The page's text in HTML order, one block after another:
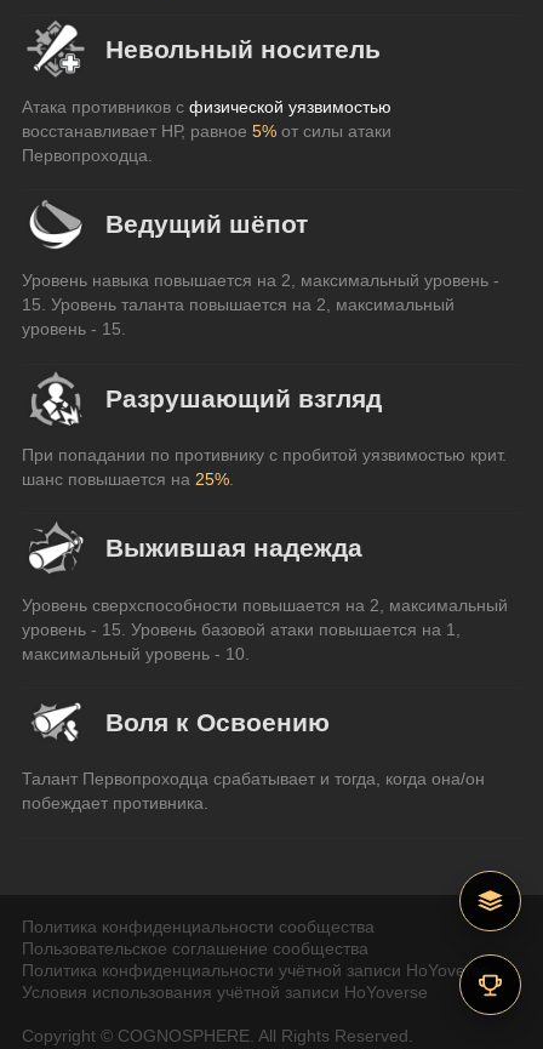
Невольный носитель
Атака противников с физической уязвимостью
восстанавливает НР, равное 5% от силы атаки
Первопроходца.
Ведущий шёпот
Уровень навыка повышается на 2, максимальный уровень -
15. Уровень таланта повышается на 2, максимальный
уровень - 15.
Разрушающий взгляд
При попадании по противнику с пробитой уязвимостью крит.
шанс повышается на 25%
Выжившая надежда
Уровень сверхспособности повышается на 2, максимальный
уровень - 15. Уровень базовой атаки повышается на 1,
максимальный уровень - 10.
Воля к Освоению
Талант Первопроходца срабатывает и тогда, когда она/он
побеждает противника.
Политика конфиденциальности сообщества
Пользовательское соглашение сообщества
Политика конфиденциальности учётной записи HoYoverse
Условия использования учётной записи HoYoverse
Copyright © COGNOSPHERE. All Rights Reserved.